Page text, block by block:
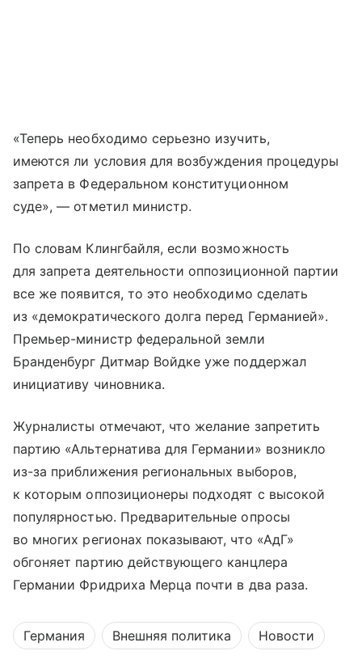
«Теперь необходимо серьезно изучить,
имеются ли условия для возбуждения процедуры
запрета в Федеральном конституционном
суде», — отметил министр.
По словам Клингбайля, если возможность
для запрета деятельности оппозиционной партии
все же появится, то это необходимо сделать
из «демократического долга перед Германией».
Премьер-министр федеральной земли
Бранденбург Дитмар Войдке уже поддержал
инициативу чиновника.
Журналисты отмечают, что желание запретить
партию «Альтернатива для Германии» возникло
из-за приближения региональных выборов,
к которым оппозиционеры подходят с высокой
популярностью. Предварительные опросы
во многих регионах показывают, что «АдГ»
обгоняет партию действующего канцлера
Германии Фридриха Мерца почти в два раза.
Германия Внешняя политика Новости